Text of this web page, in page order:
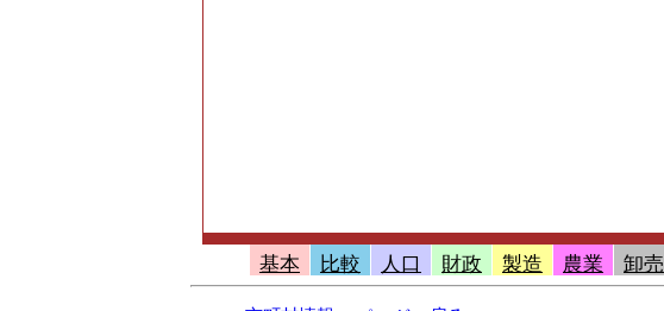
基本 比較 人口 財政 製造 農業 卸売